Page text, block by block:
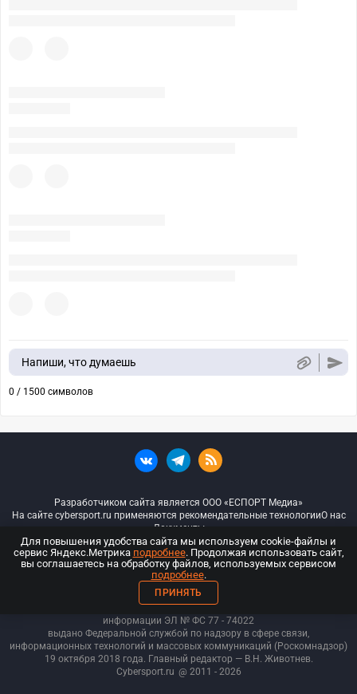
Напиши, что думаешь
0 / 1500 символов
Разработчиком сайта является ООО «ЕСПОРТ Медиа»
На сайте cybersport.ru применяются рекомендательные технологииО нас
Документы
© ООО «Киберспорт.ру» — Все права защищены
18+
ООО «Киберспорт.ру». Свидетельство о регистрации средств массовой
информации ЭЛ № ФС 77 - 74022
выдано Федеральной службой по надзору в сфере связи,
информационных технологий и массовых коммуникаций (Роскомнадзор)
19 октября 2018 года. Главный редактор — В.Н. Животнев.
Cybersport.ru @ 2011 - 2026
Для повышения удобства сайта мы используем cookie-файлы и
сервис Яндекс.Метрика подробнее. Продолжая использовать сайт,
вы соглашаетесь на обработку файлов, используемых сервисом
подробнее.
ПРИНЯТЬ